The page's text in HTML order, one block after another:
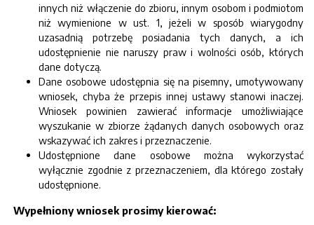
innych niż włączenie do zbioru, innym osobom i podmiotom
niż wymienione w ust. 1, jeżeli w sposób wiarygodny
uzasadnią potrzebę posiadania tych danych, a ich
udostępnienie nie naruszy praw i wolności osób, których
dane dotyczą.
Dane osobowe udostępnia się na pisemny, umotywowany
wniosek, chyba że przepis innej ustawy stanowi inaczej.
Wniosek powinien zawierać informacje umożliwiające
wyszukanie w zbiorze żądanych danych osobowych oraz
wskazywać ich zakres i przeznaczenie.
Udostępnione dane osobowe można wykorzystać
wyłącznie zgodnie z przeznaczeniem, dla którego zostały
udostępnione.
Wypełniony wniosek prosimy kierować: